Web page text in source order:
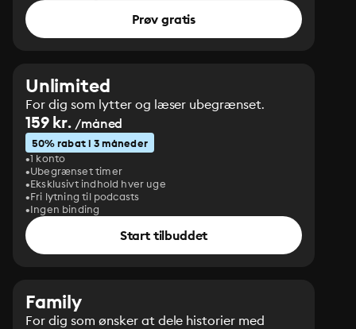
Prøv gratis
Unlimited
For dig som lytter og læser ubegrænset.
159 kr. /måned
50% rabat i 3 måneder
1 konto
Ubegrænset timer
Eksklusivt indhold hver uge
Fri lytning til podcasts
Ingen binding
Start tilbuddet
Family
For dig som ønsker at dele historier med